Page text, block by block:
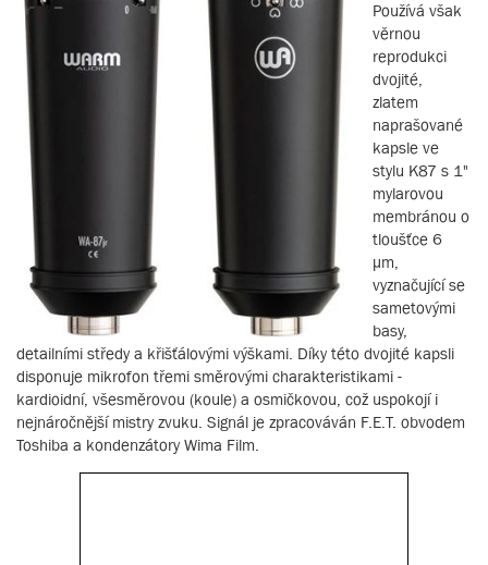
Používá však
věrnou
reprodukci
dvojité,
zlatem
naprašované
kapsle ve
stylu K87 s 1"
mylarovou
membránou o
tloušťce 6
µm,
vyznačující se
sametovými
basy,
detailními středy a křišťálovými výškami. Díky této dvojité kapsli
disponuje mikrofon třemi směrovými charakteristikami -
kardioidní, všesměrovou (koule) a osmičkovou, což uspokojí i
nejnáročnější mistry zvuku. Signál je zpracováván F.E.T. obvodem
Toshiba a kondenzátory Wima Film.